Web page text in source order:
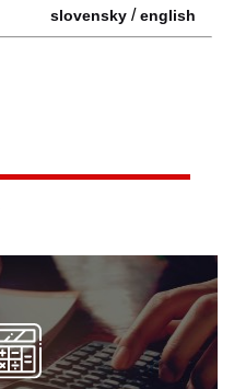
slovensky /english